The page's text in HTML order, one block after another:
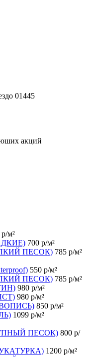
01445
акций
р/м²
700 р/м²
ПЕСОК) 785 р/м²
550 р/м²
ПЕСОК) 785 р/м²
980 р/м²
980 р/м²
850 р/м²
1099 р/м²
ПЕСОК) 800 р/
1200 р/м²